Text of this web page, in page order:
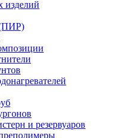
изделий
(ПИР)
и резервуаров